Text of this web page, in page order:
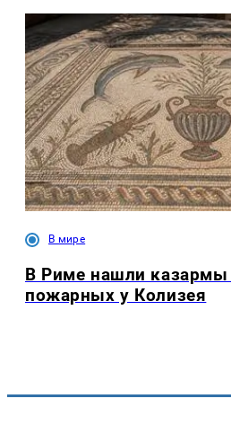
В мире
В Риме нашли казармы
пожарных у Колизея